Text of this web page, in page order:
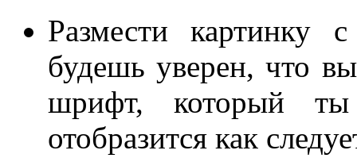
Размести картинку
будешь уверен, что
шрифт, который ты
отобразится как